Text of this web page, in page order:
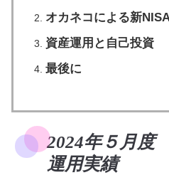
オカネコによる新
資産運用と自己投資
最後に
2024年５月
運用実績